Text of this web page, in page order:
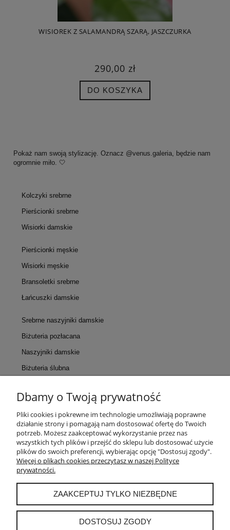
WISIOREK Z SALAMANDRĄ SZARĄ, JASZCZURKA
290,00 zł
DO KOSZYKA
Pokaż nam swoją stylizację. Oznacz @venus.galeria, będzie nam
ogromnie miło. 🤍
Kolczyki srebrne
Pierścionki srebrne
Wisiorki damskie
Pierścionki męskie
Wisiorki męskie
Bransoletki srebrne
Łańcuszki damskie
Srebrne naszyjniki damskie
Biżuteria pozłacana
Naszyjniki damskie
Biżuteria ślubna
KONTAKT
POMOC
MOJE KONTO
PŁATNOŚCI I DOSTAWA
INFORMACJE
Dbamy o Twoją prywatność
Pliki cookies i pokrewne im technologie umożliwiają poprawne
działanie strony i pomagają nam dostosować ofertę do Twoich
potrzeb. Możesz zaakceptować wykorzystanie przez nas
wszystkich tych plików i przejść do sklepu lub dostosować użycie
plików do swoich preferencji, wybierając opcję "Dostosuj zgody".
Więcej o plikach cookies przeczytasz w naszej Polityce
prywatności.
ZAAKCEPTUJ TYLKO NIEZBĘDNE
DOSTOSUJ ZGODY